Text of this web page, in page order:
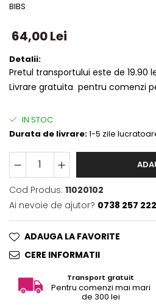
BIBS
64,00 Lei
Detalii:
Pretul transportului este de 19.90
Livrare gratuita pentru comenzi
IN STOC
Durata de livrare:1-5 zile
Cod Produs: 11020102
Ai nevoie de ajutor? 0738 257 222
ADAUGA LA FAVORITE
CERE INFORMATII
Transport gratuit
Pentru comenzi mai mari
de 300 lei